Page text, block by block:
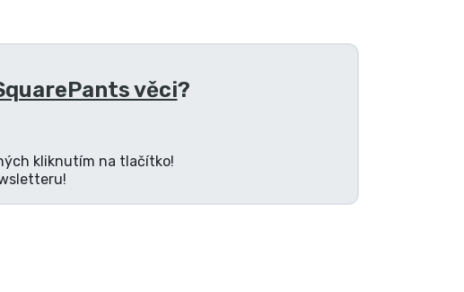
věci?
kliknutím na tlačítko!